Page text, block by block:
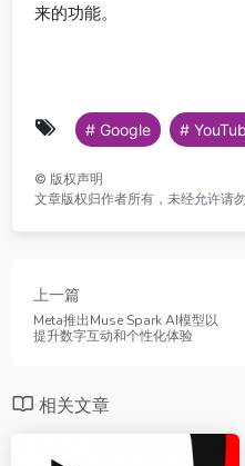
来的功能。
# Google #
© 版权声明
文章版权归作者所有，未经允许请勿
上一篇
Meta推出Muse Spark AI模型以
提升数字互动和个性化体验
相关文章